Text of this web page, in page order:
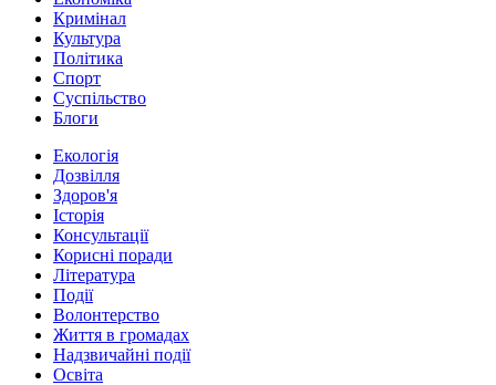
Кримінал
Культура
Політика
Спорт
Суспільство
Блоги
Екологія
Дозвілля
Здоров'я
Історія
Консультації
Корисні поради
Література
Події
Волонтерство
Життя в громадах
Надзвичайні події
Освіта